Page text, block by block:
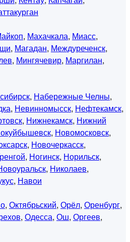
, Махачкала, Миасс,
, Магадан, Междуреченск,
, Мингячевир, Маргилан,
, Набережные Челны,
, Невинномысск, Нефтекамск,
, Нижнекамск, Нижний
, Новомосковск,
, Новочеркасск,
, Ногинск, Норильск,
, Николаев,
, Навои
, Октябрьский, Орёл, Оренбург,
, Одесса, Ош, Оргеев,